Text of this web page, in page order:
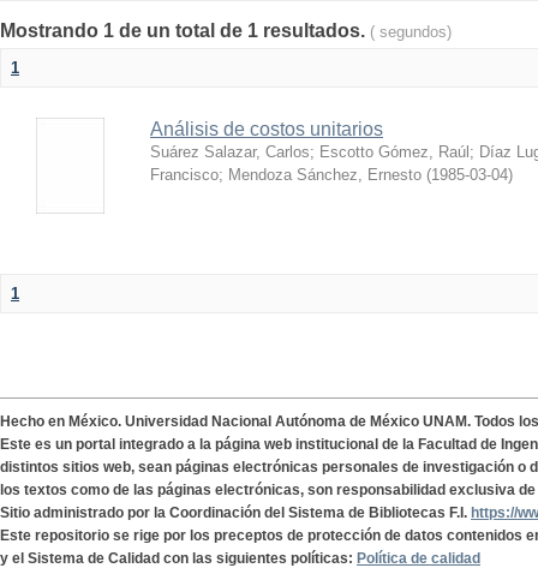
Mostrando 1 de un total de 1 resultados. ( segundos)
1
Análisis de costos unitarios
Suárez Salazar, Carlos; Escotto Gómez, Raúl ; Díaz
Francisco; Mendoza Sánchez, Ernesto (1985-03-04)
1
Hecho en México. Universidad Nacional Autónoma de México UNAM. Todos
Este es un portal integrado a la página web institucional de la Facultad de
distintos sitios web, sean páginas electrónicas personales de investigación o
los textos como de las páginas electrónicas, son responsabilidad exclusiva
Sitio administrado por la Coordinación del Sistema de Bibliotecas F.I. https://
Este repositorio se rige por los preceptos de protección de datos contenidos
y el Sistema de Calidad con las siguientes políticas: Política de calidad